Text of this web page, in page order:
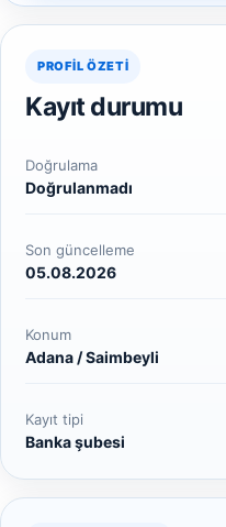
PROFIL ÖZETI
Kayıt durumu
Doğrulama
Doğrulanmadı
Son güncelleme
05.08.2026
Konum
Adana / Saimbeyli
Kayıt tipi
Banka şubesi